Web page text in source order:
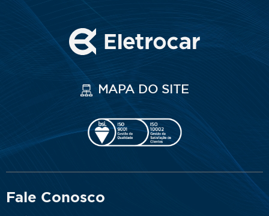
MAPA DO SITE
Fale Conosco